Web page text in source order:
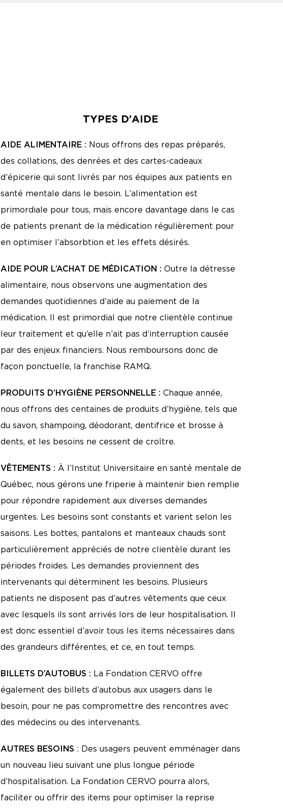
TYPES D’AIDE
AIDE ALIMENTAIRE : Nous offrons des repas préparés,
des collations, des denrées et des cartes-cadeaux
d’épicerie qui sont livrés par nos équipes aux patients en
santé mentale dans le besoin. L’alimentation est
primordiale pour tous, mais encore davantage dans le cas
de patients prenant de la médication régulièrement pour
en optimiser l’absorbtion et les effets désirés.
AIDE POUR L’ACHAT DE MÉDICATION : Outre la détresse
alimentaire, nous observons une augmentation des
demandes quotidiennes d’aide au paiement de la
médication. Il est primordial que notre clientèle continue
leur traitement et qu’elle n’ait pas d’interruption causée
par des enjeux financiers. Nous remboursons donc de
façon ponctuelle, la franchise RAMQ.
PRODUITS D’HYGIÈNE PERSONNELLE : Chaque année,
nous offrons des centaines de produits d’hygiène, tels que
du savon, shampoing, déodorant, dentifrice et brosse à
dents, et les besoins ne cessent de croître.
VÊTEMENTS : À l’Institut Universitaire en santé mentale de
Québec, nous gérons une friperie à maintenir bien remplie
pour répondre rapidement aux diverses demandes
urgentes. Les besoins sont constants et varient selon les
saisons. Les bottes, pantalons et manteaux chauds sont
particulièrement appréciés de notre clientèle durant les
périodes froides. Les demandes proviennent des
intervenants qui déterminent les besoins. Plusieurs
patients ne disposent pas d’autres vêtements que ceux
avec lesquels ils sont arrivés lors de leur hospitalisation. Il
est donc essentiel d’avoir tous les items nécessaires dans
des grandeurs différentes, et ce, en tout temps.
BILLETS D’AUTOBUS : La Fondation CERVO offre
également des billets d’autobus aux usagers dans le
besoin, pour ne pas compromettre des rencontres avec
des médecins ou des intervenants.
AUTRES BESOINS : Des usagers peuvent emménager dans
un nouveau lieu suivant une plus longue période
d’hospitalisation. La Fondation CERVO pourra alors,
faciliter ou offrir des items pour optimiser la reprise